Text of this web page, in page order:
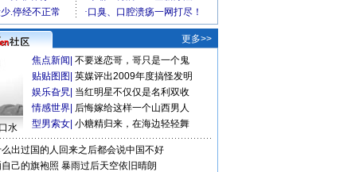
更多>>
水
焦点新闻 不要迷恋哥，哥只是一个鬼
贴贴图图 英媒评出2009年度搞怪发明
娱乐旮旯 当红明星不仅仅是名利双收
情感世界 后悔嫁给这样一个山西男人
型男索女 小糖精归来，在海边轻轻舞
么出过国的人回来之后都会说中国不好
己的旗袍照 暴雨过后天空依旧晴朗